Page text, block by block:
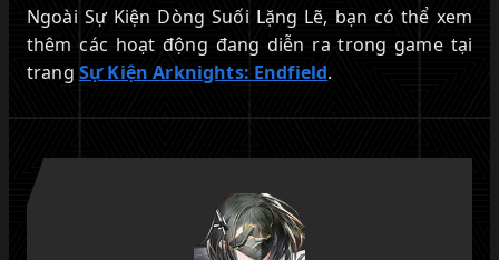
Ngoài Sự Kiện Dòng Suối Lặng Lẽ, bạn có thể xem
thêm các hoạt động đang diễn ra trong game tại
trang Sự Kiện Arknights: Endfield.